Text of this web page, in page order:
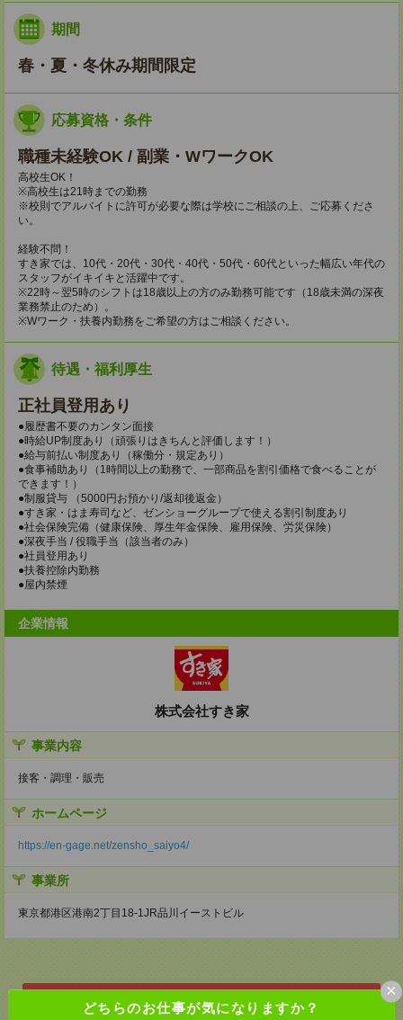
どちらのお仕事が気になりますか？
×
期間
春・夏・冬休み期間限定
応募資格・条件
職種未経験OK / 副業・WワークOK
高校生OK！
※高校生は21時までの勤務
※校則でアルバイトに許可が必要な際は学校にご相談の上、ご応募くださ
い。
経験不問！
すき家では、10代・20代・30代・40代・50代・60代といった幅広い年代の
スタッフがイキイキと活躍中です。
※22時～翌5時のシフトは18歳以上の方のみ勤務可能です（18歳未満の深夜
業務禁止のため）。
※Wワーク・扶養内勤務をご希望の方はご相談ください。
待遇・福利厚生
正社員登用あり
●履歴書不要のカンタン面接
●時給UP制度あり（頑張りはきちんと評価します！）
●給与前払い制度あり（稼働分・規定あり）
●食事補助あり（1時間以上の勤務で、一部商品を割引価格で食べることが
できます！）
●制服貸与 （5000円お預かり/返却後返金）
●すき家・はま寿司など、ゼンショーグループで使える割引制度あり
●社会保険完備（健康保険、厚生年金保険、雇用保険、労災保険）
●深夜手当 / 役職手当（該当者のみ）
●社員登用あり
●扶養控除内勤務
●屋内禁煙
企業情報
株式会社すき家
事業内容
接客・調理・販売
ホームページ
https://en-gage.net/zensho_saiyo4/
事業所
東京都港区港南2丁目18-1JR品川イーストビル
応募ページへ